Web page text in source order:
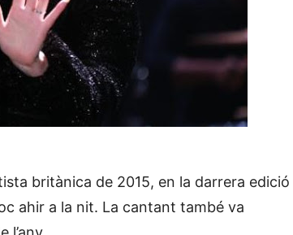
britànica de 2015, en la darrera edició
ahir a la nit. La cantant també va